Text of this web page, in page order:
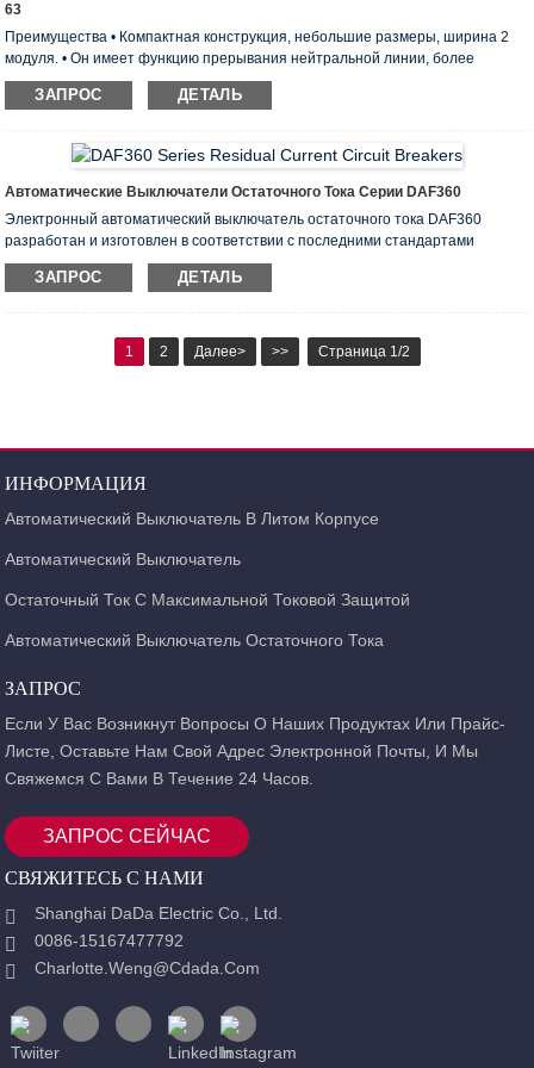
63
Преимущества • Компактная конструкция, небольшие размеры, ширина 2
модуля. • Он имеет функцию прерывания нейтральной линии, более
безопасный и надежный. • Имеет терминал двойного назначения с
возможностью надежного подключения. • Имеет индикатор состояния
Может использоваться с различными аксессуарами и использоваться для
защиты от перенапряжения. Физические параметры устройства защитного
отключения DAB6LE-63 Стандарт соответствия: IEC61009 (EN61009) и
ЗАПРОС ДЕТАЛЬ
Автоматические Выключатели Остаточного Тока Серии DAF360
Электронный автоматический выключатель остаточного тока DAF360
разработан и изготовлен в соответствии с последними стандартами
IEC61008-1 и соответствует стандартам EN50022 для модульных
выключателей. Они могут использоваться для загрузки стандартных
ЗАПРОС ДЕТАЛЬ
1 2 Далее> >> Страница 1/2
ИНФОРМАЦИЯ
Автоматический Выключатель В Литом Корпусе
Автоматический Выключатель
Остаточный Ток С Максимальной Токовой Защитой
Автоматический Выключатель Остаточного Тока
ЗАПРОС
Если У Вас Возникнут Вопросы О Наших Продуктах Или Прайс-
Листе, Оставьте Нам Свой Адрес Электронной Почты, И Мы
Свяжемся С Вами В Течение 24 Часов.
ЗАПРОС СЕЙЧАС
СВЯЖИТЕСЬ С НАМИ
Shanghai DaDa Electric Co., Ltd.
0086-15167477792
Charlotte.weng@cdada.com